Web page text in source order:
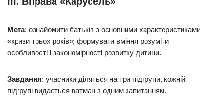
Мета: ознайомити батьків з основними характеристиками
«кризи трьох років»; формувати вміння розуміти
особливості і закономірності розвитку дитини.
Завдання: учасники діляться на три підгрупи, кожній
підгрупі видається ватман з одним запитанням.